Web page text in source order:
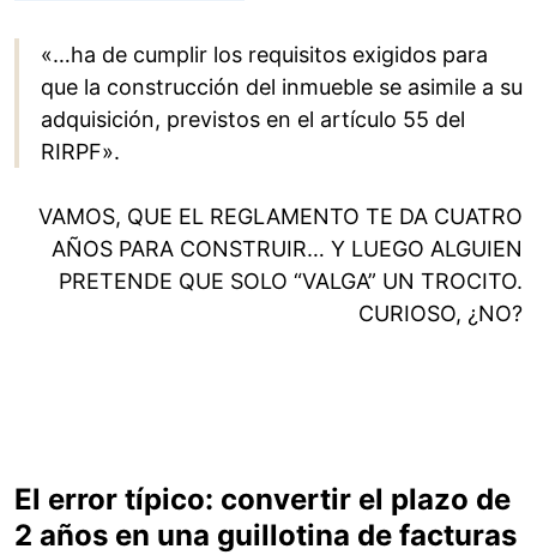
«…ha de cumplir los requisitos exigidos para
que la construcción del inmueble se asimile a su
adquisición, previstos en el artículo 55 del
RIRPF».
VAMOS, QUE EL REGLAMENTO TE DA CUATRO
AÑOS PARA CONSTRUIR… Y LUEGO ALGUIEN
PRETENDE QUE SOLO “VALGA” UN TROCITO.
CURIOSO, ¿NO?
El error típico: convertir el plazo de
2 años en una guillotina de facturas